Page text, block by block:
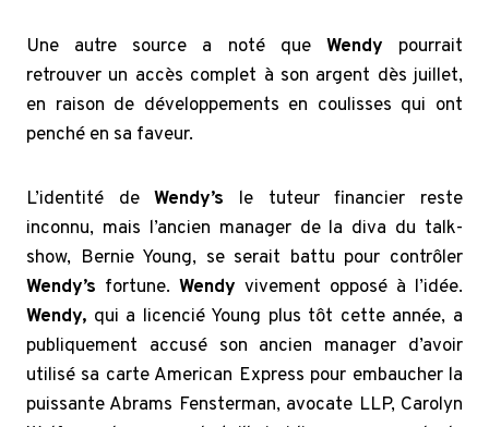
Une autre source a noté que Wendy pourrait
retrouver un accès complet à son argent dès juillet,
en raison de développements en coulisses qui ont
penché en sa faveur.
L’identité deWendy’s le tuteur financier reste
inconnu, mais l’ancien manager de la diva du talk-
show, Bernie Young, se serait battu pour contrôler
Wendy’s fortune. Wendy vivement opposé à l’idée.
Wendy, qui a licencié Young plus tôt cette année, a
publiquement accusé son ancien manager d’avoir
utilisé sa carte American Express pour embaucher la
puissante Abrams Fensterman, avocate LLP, Carolyn